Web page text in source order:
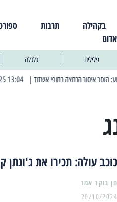
בקהילה תרבות
פלילים כלכלה
| 13:04 14/01/2025 עובדים בלילות: עבודות קרצוף וריבוד אספלט
כוכב עולה: תכירו את ג'ונתן
20/10/2024